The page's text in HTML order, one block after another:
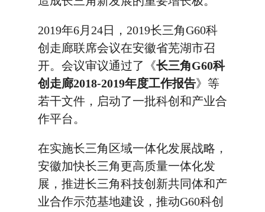
2019年6月24日，2019长三角G60科
创走廊联席会议在安徽省芜湖市召
开。会议审议通过了《长三角G60科
创走廊2018-2019年度工作报告》等
若干文件，启动了一批科创和产业合
作平台。
在实施长三角区域一体化发展战略，
安徽加快长三角更高质量一体化发
展，推进长三角科技创新共同体和产
业合作示范基地建设，推动G60科创